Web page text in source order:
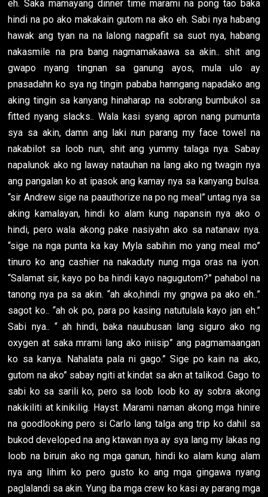
eh. Saka mamayang dinner time marami na pong tao baka
hindi na po ako makakain gutom na ako eh. Sabi nya habang
hawak ang tyan na na lalong nagpafit sa suot nya, habang
nakasmile na pra bang nagmamakaawa sa akin.. shit ang
gwapo nyang tingnan sa ganung ayos, mula ulo ay
pnasadahn ko sya ng tingin pababa hanngang napadako ang
aking tingin sa kanyang hinaharap na sobrang bumbukol sa
fitted nyang slacks.. Wala kasi syang apron nang pumunta
sya sa akin, damn ang laki nun parang my face towel na
nakabilot sa loob nun, shit ang yummy talaga nya. Sabay
napalunok ako ng laway natauhan na lang ako ng twagin nya
ang pangalan ko at ipasok ang kamay nya sa kanyang bulsa.
“sir Andrew sige na paauthorize na po ng meal” untag nya sa
aking kamalayan, hindi ko alam kung napansin nya ako o
hindi, pero wala akong pake nasiyahn ako sa natanaw nya.
“sige na nga punta ka kay Myla sabihin mo yang meal mo”
tinuro ko ang cashier na nakaduty nung mga oras na iyon.
“Salamat sir, kayo po ba hindi kayo nagugutom?” pahabol na
tanong nya pa sa akin. “ah ako,hindi my gngwa pa ako eh..”
sagot ko.. “ah ok po, para po kasing natutulala kayo jan eh.”
Sabi nya.. “ ah hindi, baka nauubusan lang siguro ako ng
oxygen at saka mrami lang ako iniisip” ang pagmamaangan
ko sa kanya. Nahalata pala ni gago.” Sige po kain na ako,
gutom na ako” sabay ngiti at kindat sa akn at talikod. Gago to
sabi ko sa sarili ko, pero sa loob loob ko ay sobra akong
nakikiliti at kinikilig. Hayst. Marami naman akong mga hinire
na goodlooking pero si Carlo lang talga ang trip ko dahil sa
bukod developed na ang ktawan nya ay sya lang my lakas ng
loob na biruin ako ng mga ganun, hindi ko alam kung alam
nya ang lihim ko pero gusto ko ang mga gingawa nyang
paglalandi sa akin. Yung iba mga crew ko kasi ay parang mga